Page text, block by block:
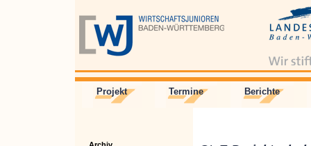
Projekt Termine Berichte